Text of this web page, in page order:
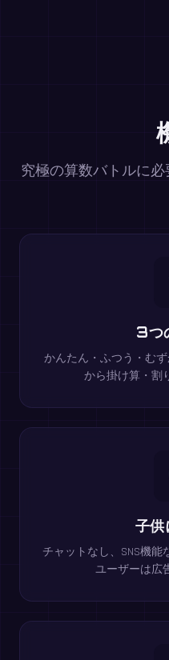
究極の算数バトルに
3つ
かんたん・ふつう・む
から掛け算・割
子供
チャットなし、SNS機能
ユーザーは広